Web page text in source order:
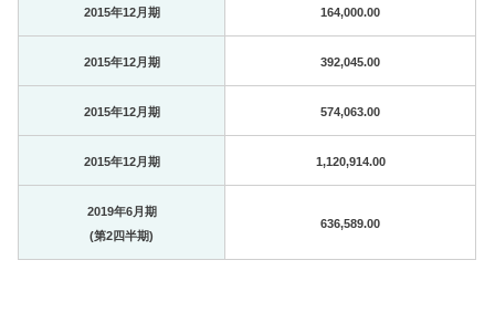
2015年12月期 164,000.00
2015年12月期 392,045.00
2015年12月期 574,063.00
2015年12月期 1,120,914.00
2019年6月期
(第2四半期)
636,589.00